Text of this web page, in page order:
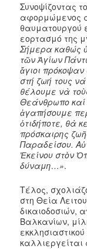
Συνοψίζοντας
αφορμώμενος
θαυματουργού
εορτασμό της
Σήμερα καθώς
τῶν Ἁγίων
ἅγιοι
στή ζωή τους
θέλουμε νὰ
Θεάνθρωπο καί
ἀγαπήσουμε
ὁτιδήποτε, θὰ
πρόσκαιρης
Παραδείσου.
Ἐκείνου στὸν
δύναμη…».
Τέλος,
στη Θεία
δικαιοδοσιών,
Βαλκανίων,
καλλιεργείται